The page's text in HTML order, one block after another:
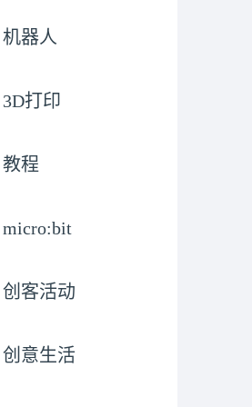
机器人
3D打印
教程
micro:bit
创客活动
创意生活